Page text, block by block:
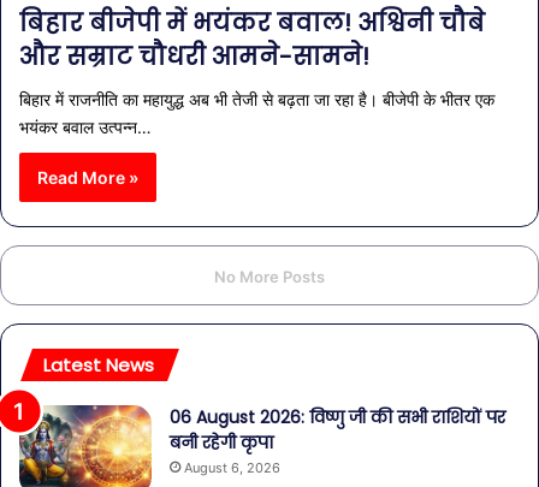
बिहार बीजेपी में भयंकर बवाल! अश्विनी चौबे
और सम्राट चौधरी आमने-सामने!
बिहार में राजनीति का महायुद्ध अब भी तेजी से बढ़ता जा रहा है। बीजेपी के भीतर एक
भयंकर बवाल उत्पन्न…
Read More »
No More Posts
Latest News
06 August 2026: विष्णु जी की सभी राशियों पर
बनी रहेगी कृपा
August 6, 2026